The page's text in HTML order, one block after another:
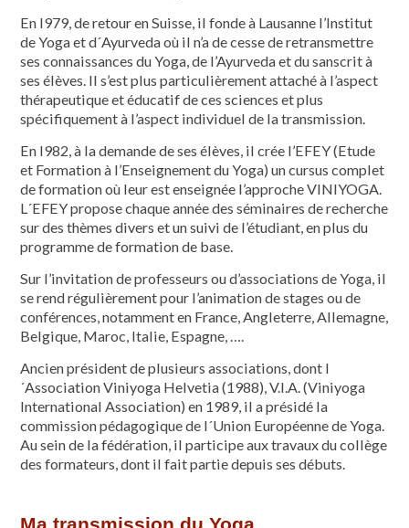
En l979, de retour en Suisse, il fonde à Lausanne l’Institut
de Yoga et d´Ayurveda où il n’a de cesse de retransmettre
ses connaissances du Yoga, de l’Ayurveda et du sanscrit à
ses élèves. Il s’est plus particulièrement attaché à l’aspect
thérapeutique et éducatif de ces sciences et plus
spécifiquement à l’aspect individuel de la transmission.
En l982, à la demande de ses élèves, il crée l’EFEY (Etude
et Formation à l’Enseignement du Yoga) un cursus complet
de formation où leur est enseignée l’approche VINIYOGA.
L´EFEY propose chaque année des séminaires de recherche
sur des thèmes divers et un suivi de l’étudiant, en plus du
programme de formation de base.
Sur l’invitation de professeurs ou d’associations de Yoga, il
se rend régulièrement pour l’animation de stages ou de
conférences, notamment en France, Angleterre, Allemagne,
Belgique, Maroc, Italie, Espagne, ….
Ancien président de plusieurs associations, dont l
´Association Viniyoga Helvetia (1988), V.I.A. (Viniyoga
International Association) en 1989, il a présidé la
commission pédagogique de l´Union Européenne de Yoga.
Au sein de la fédération, il participe aux travaux du collège
des formateurs, dont il fait partie depuis ses débuts.
Ma transmission du Yoga